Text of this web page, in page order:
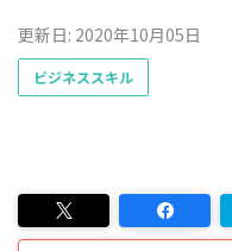
更新日: 2020年10月05日
ビジネススキル